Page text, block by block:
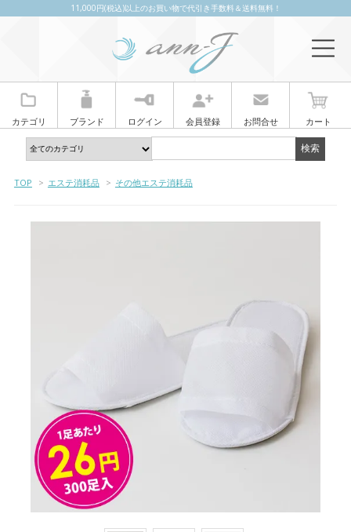
11,000円(税込)以上のお買い物で代引き手数料＆送料無料！
カテゴリ ブランド ログイン 会員登録 お問合せ カート
TOP > エステ消耗品 > その他エステ消耗品